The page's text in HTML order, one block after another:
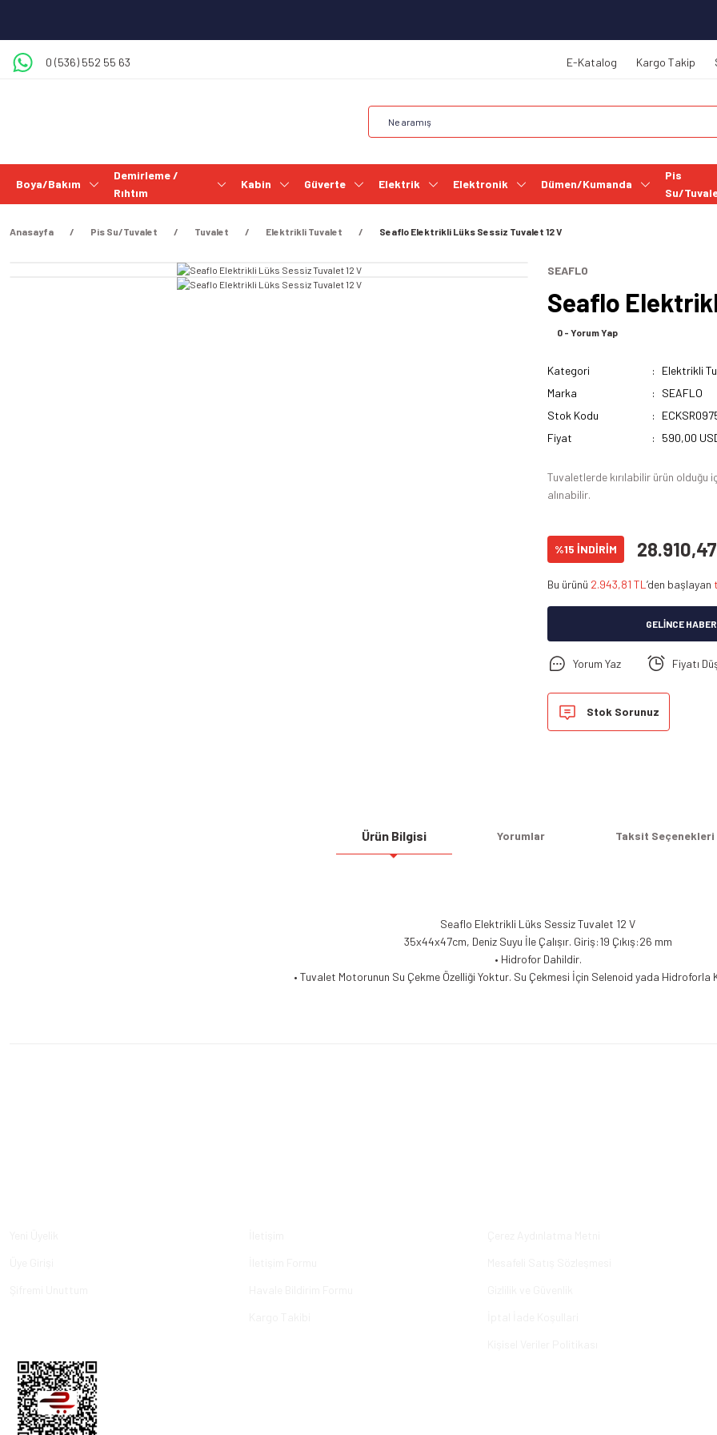
0 (536) 552 55 63 E-Katalog Kargo Takip
Boya/Bakım
Demirleme /
Rıhtım
Kabin Güverte Elektrik Elektronik Dümen/Kumanda
Pis
Su/
Anasayfa Pis Su/Tuvalet Tuvalet Elektrikli Tuvalet Seaflo Elektrikli Lüks Sessiz Tuvalet 12 V
SEAFLO
Seaflo
0 - Yorum Yap
Kategori
Elektrikli
Marka
SEAFLO
Stok Kodu
Fiyat
590,00
Tuvaletlerde kırılabilir ürün olduğu
alınabilir.
%15 İNDİRİM
Bu ürünü 2.943,81 TL ’den başlayan
GELINCE
Yorum Yaz Fiyatı
Stok Sorunuz
Ürün Bilgisi Yorumlar Taksit Seçenekleri
Seaflo Elektrikli Lüks Sessiz Tuvalet 12 V
35x44x47cm, Deniz Suyu İle Çalışır. Giriş:19 Çıkış:26 mm
• Hidrofor Dahildir.
• Tuvalet Motorunun Su Çekme Özelliği Yoktur. Su Çekmesi İçin Selenoid yada Hidroforla